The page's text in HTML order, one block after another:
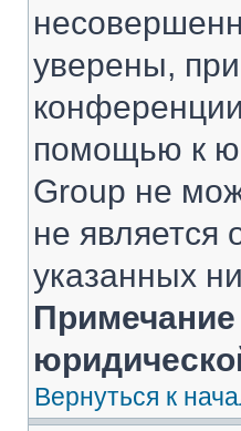
уверены,
помощью к
Group не
не является
указанных
Вернуться к